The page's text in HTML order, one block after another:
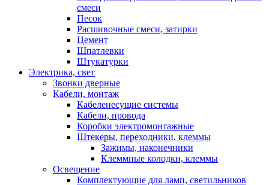
смеси
Песок
Расшивочные смеси, затирки
Цемент
Шпатлевки
Штукатурки
Электрика, свет
Звонки дверные
Кабели, монтаж
Кабеленесущие системы
Кабели, провода
Коробки электромонтажные
Штекеры, переходники, клеммы
Зажимы, наконечники
Клеммные колодки, клеммы
Освещение
Комплектующие для ламп, светильников